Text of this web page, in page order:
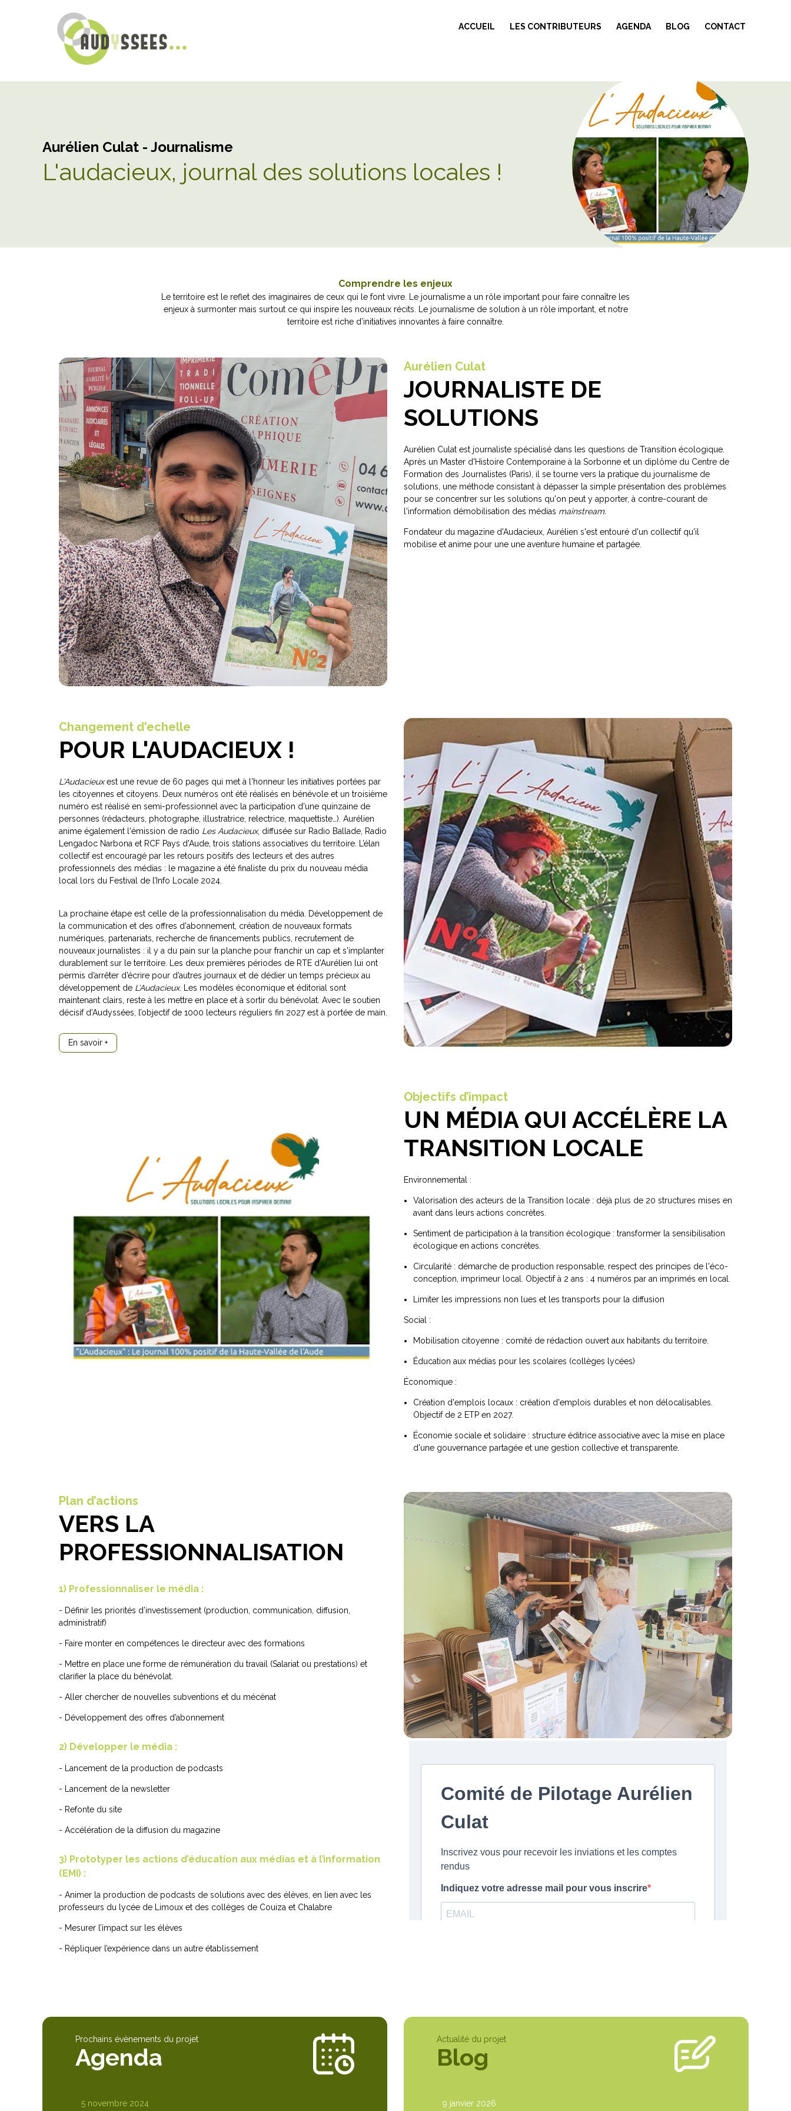
ACCUEIL LES CONTRIBUTEURS AGENDA BLOG CONTACT
Aurélien Culat - Journalisme
L'audacieux, journal des solutions locales !
Comprendre les enjeux
Le territoire est le reflet des imaginaires de ceux qui le font vivre. Le journalisme a un rôle important pour faire connaître les
enjeux à surmonter mais surtout ce qui inspire les nouveaux récits. Le journalisme de solution à un rôle important, et notre
territoire est riche d’initiatives innovantes à faire connaître.
Aurélien Culat
JOURNALISTE DE
SOLUTIONS
Aurélien Culat est journaliste spécialisé dans les questions de Transition écologique.
Après un Master d'Histoire Contemporaine à la Sorbonne et un diplôme du Centre de
Formation des Journalistes (Paris), il se tourne vers la pratique du journalisme de
solutions, une méthode consistant à dépasser la simple présentation des problèmes
pour se concentrer sur les solutions qu'on peut y apporter, à contre-courant de
l'information démobilisation des médias mainstream.
Fondateur du magazine d'Audacieux, Aurélien s'est entouré d'un collectif qu'il
mobilise et anime pour une une aventure humaine et partagée.
Changement d'echelle
POUR L'AUDACIEUX !
L'Audacieuxest une revue de 60 pages qui met à l'honneur les initiatives portées par
les citoyennes et citoyens. Deux numéros ont été réalisés en bénévole et un troisième
numéro est réalisé en semi-professionnel avec la participation d'une quinzaine de
personnes (rédacteurs, photographe, illustratrice, relectrice, maquettiste…). Aurélien
anime également l'émission de radio Les Audacieux, diffusée sur Radio Ballade, Radio
Lengadoc Narbona et RCF Pays d'Aude, trois stations associatives du territoire. L’élan
collectif est encouragé par les retours positifs des lecteurs et des autres
professionnels des médias : le magazine a été finaliste du prix du nouveau média
local lors du Festival de l’Info Locale 2024.
La prochaine étape est celle de la professionnalisation du média. Développement de
la communication et des offres d'abonnement, création de nouveaux formats
numériques, partenariats, recherche de financements publics, recrutement de
nouveaux journalistes : il y a du pain sur la planche pour franchir un cap et s'implanter
durablement sur le territoire. Les deux premières périodes de RTE d’Aurélien lui ont
permis d’arrêter d’écrire pour d’autres journaux et de dédier un temps précieux au
développement de L’Audacieux. Les modèles économique et éditorial sont
maintenant clairs, reste à les mettre en place et à sortir du bénévolat. Avec le soutien
décisif d’Audyssées, l’objectif de 1000 lecteurs réguliers fin 2027 est à portée de main.
En savoir +
Objectifs d’impact
UN MÉDIA QUI ACCÉLÈRE LA
TRANSITION LOCALE
Environnemental :
Valorisation des acteurs de la Transition locale : déjà plus de 20 structures mises en
avant dans leurs actions concrètes.
Sentiment de participation à la transition écologique : transformer la sensibilisation
écologique en actions concrètes.
Circularité : démarche de production responsable, respect des principes de l'éco-
conception, imprimeur local. Objectif à 2 ans : 4 numéros par an imprimés en local.
Limiter les impressions non lues et les transports pour la diffusion
Social :
Mobilisation citoyenne : comité de rédaction ouvert aux habitants du territoire.
Éducation aux médias pour les scolaires (collèges lycées)
Économique :
Création d'emplois locaux : création d'emplois durables et non délocalisables.
Objectif de 2 ETP en 2027.
Économie sociale et solidaire : structure éditrice associative avec la mise en place
d'une gouvernance partagée et une gestion collective et transparente.
Plan d’actions
VERS LA
PROFESSIONNALISATION
1) Professionnaliser le média :
- Définir les priorités d’investissement (production, communication, diffusion,
administratif)
- Faire monter en compétences le directeur avec des formations
- Mettre en place une forme de rémunération du travail (Salariat ou prestations) et
clarifier la place du bénévolat.
- Aller chercher de nouvelles subventions et du mécénat
- Développement des offres d’abonnement
2) Développer le média :
- Lancement de la production de podcasts
- Lancement de la newsletter
- Refonte du site
- Accélération de la diffusion du magazine
3) Prototyper les actions d’éducation aux médias et à l’information
(EMI) :
- Animer la production de podcasts de solutions avec des élèves, en lien avec les
professeurs du lycée de Limoux et des collèges de Couiza et Chalabre
- Mesurer l’impact sur les élèves
- Répliquer l’expérience dans un autre établissement
Prochains évènements du projet
Agenda
5 novembre 2024
Actualité du projet
Blog
9 janvier 2026